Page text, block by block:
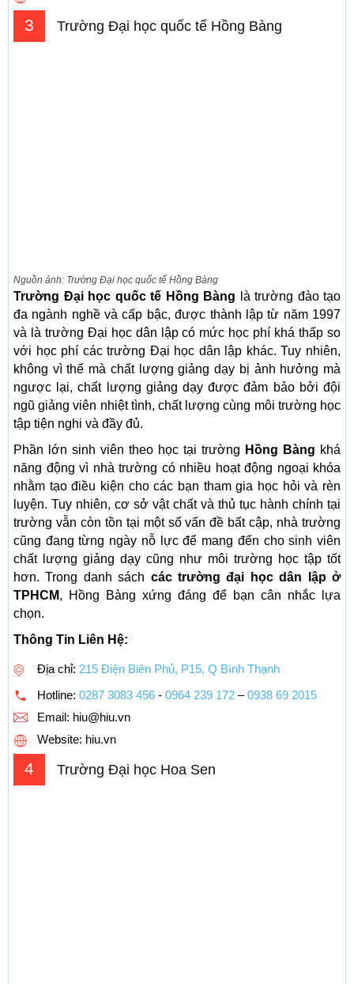
3 Trường Đại học quốc tế Hồng Bàng
Nguồn ảnh: Trường Đại học quốc tế Hồng Bàng
Trường Đại học quốc tế Hồng Bàng là trường đào tạo
đa ngành nghề và cấp bậc, được thành lập từ năm 1997
và là trường Đại học dân lập có mức học phí khá thấp so
với học phí các trường Đại học dân lập khác. Tuy nhiên,
không vì thế mà chất lượng giảng dạy bị ảnh hưởng mà
ngược lại, chất lượng giảng dạy được đảm bảo bởi đội
ngũ giảng viên nhiệt tình, chất lượng cùng môi trường học
tập tiện nghi và đầy đủ.
Phần lớn sinh viên theo học tại trường Hồng Bàng khá
năng động vì nhà trường có nhiều hoạt động ngoại khóa
nhằm tạo điều kiện cho các bạn tham gia học hỏi và rèn
luyện. Tuy nhiên, cơ sở vật chất và thủ tục hành chính tại
trường vẫn còn tồn tại một số vấn đề bất cập, nhà trường
cũng đang từng ngày nỗ lực để mang đến cho sinh viên
chất lượng giảng dạy cũng như môi trường học tập tốt
hơn. Trong danh sách các trường đại học dân lập ở
TPHCM, Hồng Bàng xứng đáng để bạn cân nhắc lựa
chọn.
Thông Tin Liên Hệ:
Địa chỉ: 215 Điện Biên Phủ, P15, Q Bình Thạnh
Hotline: 0287 3083 456 - 0964 239 172 –0938 69 2015
Email: hiu@hiu.vn
Website: hiu.vn
4 Trường Đại học Hoa Sen